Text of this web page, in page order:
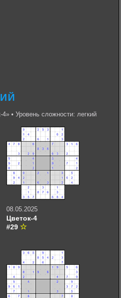
• Уровень сложности: легкий
08.05.2025
Цветок-4
#29